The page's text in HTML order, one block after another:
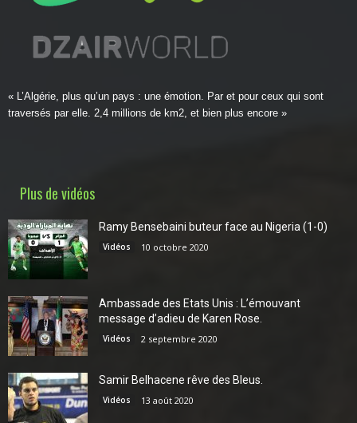
« L’Algérie, plus qu’un pays : une émotion. Par et pour ceux qui sont
traversés par elle. 2,4 millions de km2, et bien plus encore »
Plus de vidéos
Ramy Bensebaini buteur face au Nigeria (1-0)
Vidéos 10 octobre 2020
Ambassade des Etats Unis : L’émouvant
message d’adieu de Karen Rose.
Vidéos 2 septembre 2020
Samir Belhacene rêve des Bleus.
Vidéos 13 août 2020